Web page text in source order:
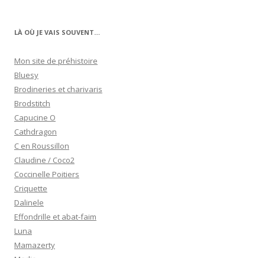
LÀ OÙ JE VAIS SOUVENT…
Mon site de préhistoire
Bluesy
Brodineries et charivaris
Brodstitch
Capucine O
Cathdragon
C en Roussillon
Claudine / Coco2
Coccinelle Poitiers
Criquette
Dalinele
Effondrille et abat-faim
Luna
Mamazerty